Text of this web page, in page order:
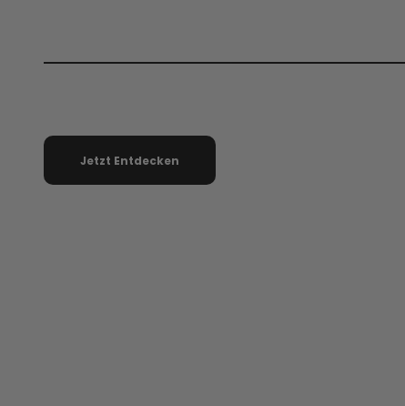
Jetzt Entdecken